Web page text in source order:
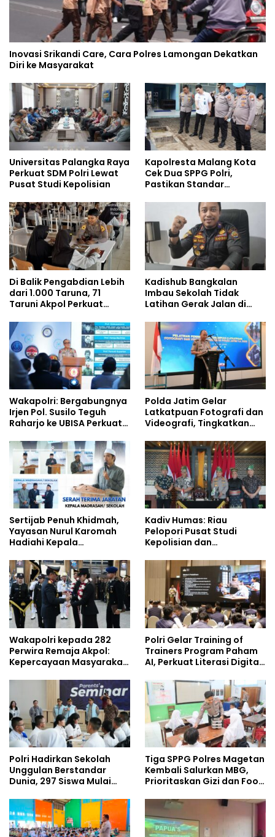
Inovasi Srikandi Care, Cara Polres Lamongan Dekatkan
Diri ke Masyarakat
Universitas Palangka Raya
Perkuat SDM Polri Lewat
Pusat Studi Kepolisian
Kapolresta Malang Kota
Cek Dua SPPG Polri,
Pastikan Standar
Pengelolaan Limbah
Berjalan Optimal
Di Balik Pengabdian Lebih
dari 1.000 Taruna, 71
Taruni Akpol Perkuat
Siswa Sekolah Rakyat
Kadishub Bangkalan
Imbau Sekolah Tidak
Latihan Gerak Jalan di
Wakapolri: Bergabungnya
Irjen Pol. Susilo Teguh
Raharjo ke UBISA Perkuat
Studi Kepolisian
Polda Jatim Gelar
Latkatpuan Fotografi dan
Videografi, Tingkatkan
Era Digital
Sertijab Penuh Khidmah,
Yayasan Nurul Karomah
Hadiahi Kepala
Umrah
Kadiv Humas: Riau
Pelopori Pusat Studi
Kepolisian dan
Policing Masuki Babak
Wakapolri kepada 282
Perwira Remaja Akpol:
Kepercayaan Masyarakat
Polri Gelar Training of
Trainers Program Paham
AI, Perkuat Literasi Digital
Polri Hadirkan Sekolah
Unggulan Berstandar
Dunia, 297 Siswa Mulai
Tiga SPPG Polres Magetan
Kembali Salurkan MBG,
Prioritaskan Gizi dan Food